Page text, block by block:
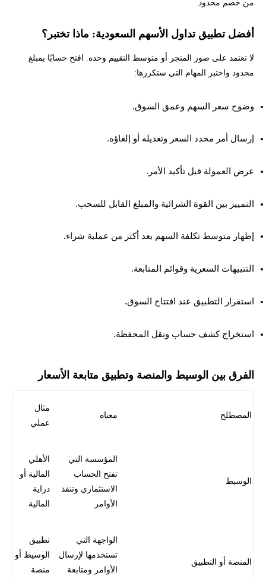
من خصم محدود.
أفضل تطبيق تداول الأسهم السعودية: ماذا تختبر؟
لا تعتمد على صور المتجر أو متوسط التقييم وحده. افتح حسابًا بمبلغ
محدود واختبر المهام التي ستكررها:
وضوح سعر السهم وعمق السوق.
إرسال أمر محدد السعر وتعديله أو إلغاؤه.
عرض العمولة قبل تأكيد الأمر.
التمييز بين القوة الشرائية والمبلغ القابل للسحب.
إظهار متوسط تكلفة السهم بعد أكثر من عملية شراء.
التنبيهات السعرية وقوائم المتابعة.
استقرار التطبيق عند افتتاح السوق.
استخراج كشف حساب ونقل المحفظة.
الفرق بين الوسيط والمنصة وتطبيق متابعة الأسعار
المصطلح معناه
مثال
عملي
الوسيط
المؤسسة التي
تفتح الحساب
الاستثماري وتنفذ
الأوامر
الأهلي
المالية أو
دراية
المالية
المنصة أو التطبيق
الواجهة التي
تستخدمها لإرسال
الأوامر ومتابعة
تطبيق
الوسيط أو
منصة